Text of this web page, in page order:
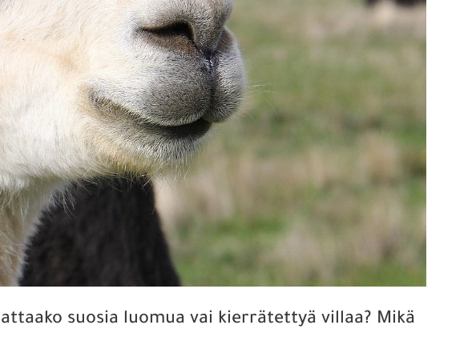
suosia luomua vai kierrätettyä villaa? Mikä